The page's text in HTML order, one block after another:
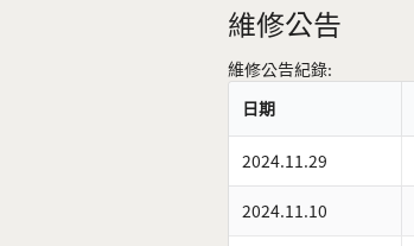
維修公告
維修公告紀錄:
日期
2024.11.29
2024.11.10